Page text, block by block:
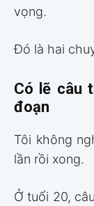
vọng.
Đó là hai
Có lẽ câu
đoạn
Tôi không
lần rồi xong.
Ở tuổi 20,